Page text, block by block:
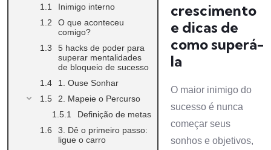
Inimigo interno
O que aconteceu
comigo?
5 hacks de poder para
superar mentalidades
de bloqueio de sucesso
1. Ouse Sonhar
2. Mapeie o Percurso
Definição de metas
3. Dê o primeiro passo:
ligue o carro
crescimento
e dicas de
como superá-
la
O maior inimigo do
sucesso é nunca
começar seus
sonhos e objetivos,